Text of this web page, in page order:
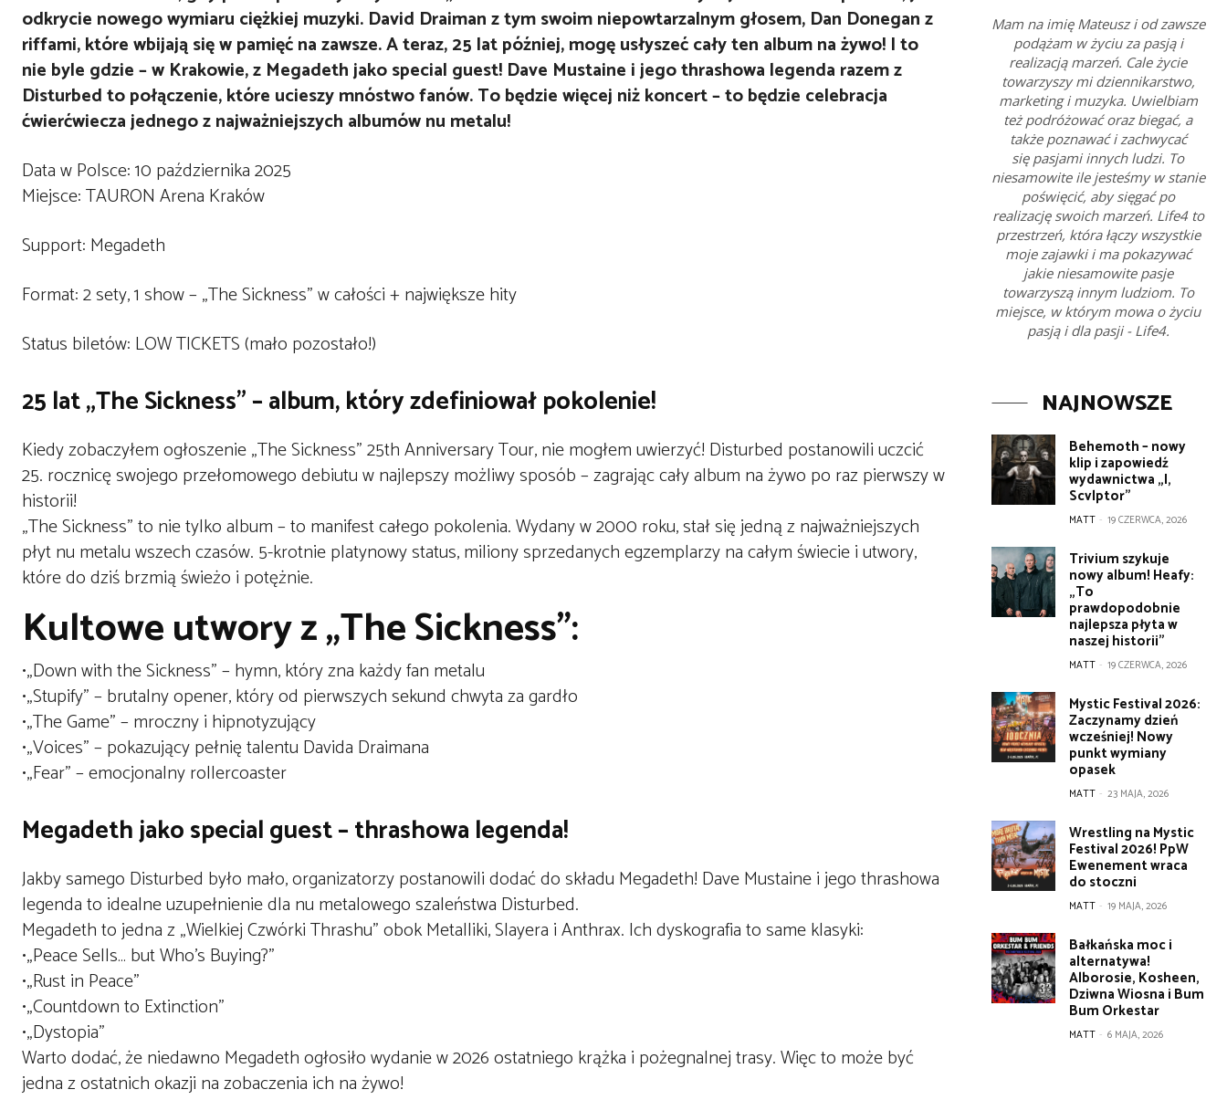
odkrycie nowego wymiaru ciężkiej muzyki. David Draiman z tym swoim niepowtarzalnym głosem, Dan Donegan z
riffami, które wbijają się w pamięć na zawsze. A teraz, 25 lat później, mogę usłyszeć cały ten album na żywo! I to
nie byle gdzie – w Krakowie, z Megadeth jako special guest! Dave Mustaine i jego thrashowa legenda razem z
Disturbed to połączenie, które ucieszy mnóstwo fanów. To będzie więcej niż koncert – to będzie celebracja
ćwierćwiecza jednego z najważniejszych albumów nu metalu!
Data w Polsce:10 października 2025
Miejsce:TAURON Arena Kraków
Support: Megadeth
Format:2 sety, 1 show – „The Sickness” w całości + największe hity
Status biletów: LOW TICKETS (mało pozostało!)
25 lat „The Sickness” – album, który zdefiniował pokolenie!
Kiedy zobaczyłem ogłoszenie „The Sickness” 25th Anniversary Tour, nie mogłem uwierzyć! Disturbed postanowili uczcić
25. rocznicę swojego przełomowego debiutu w najlepszy możliwy sposób – zagrająccały album na żywo po raz pierwszy w
historii!
„The Sickness”to nie tylko album – to manifest całego pokolenia. Wydany w2000 roku, stał się jedną z najważniejszych
płyt nu metalu wszech czasów. 5-krotnie platynowystatus, miliony sprzedanych egzemplarzy na całym świecie i utwory,
które do dziś brzmią świeżo i potężnie.
Kultowe utwory z „The Sickness”:
•„Down with the Sickness”– hymn, który zna każdy fan metalu
•„Stupify”– brutalny opener, który od pierwszych sekund chwyta za gardło
•„The Game”– mroczny i hipnotyzujący
•„Voices”– pokazujący pełnię talentu Davida Draimana
•„Fear”– emocjonalny rollercoaster
Megadeth jako special guest – thrashowa legenda!
Jakby samego Disturbed było mało, organizatorzy postanowili dodać do składu Megadeth! Dave Mustainei jego thrashowa
legenda to idealne uzupełnienie dla nu metalowego szaleństwa Disturbed.
Megadethto jedna z „Wielkiej Czwórki Thrashu” obok Metalliki, Slayera i Anthrax. Ich dyskografia to same klasyki:
•„Peace Sells… but Who’s Buying?”
•„Rust in Peace”
•„Countdown to Extinction”
•„Dystopia”
Warto dodać, że niedawno Megadeth ogłosiło wydanie w 2026 ostatniego krążka i pożegnalnej trasy. Więc to może być
jedna z ostatnich okazji na zobaczenia ich na żywo!
Mam na imię Mateusz i od zawsze
podążam w życiu za pasją i
realizacją marzeń. Cale życie
towarzyszy mi dziennikarstwo,
marketing i muzyka. Uwielbiam
też podróżować oraz biegać, a
także poznawać i zachwycać
się pasjami innych ludzi. To
niesamowite ile jesteśmy w stanie
poświęcić, aby sięgać po
realizację swoich marzeń. Life4 to
przestrzeń, która łączy wszystkie
moje zajawki i ma pokazywać
jakie niesamowite pasje
towarzyszą innym ludziom. To
miejsce, w którym mowa o życiu
pasją i dla pasji - Life4.
NAJNOWSZE
Behemoth – nowy
klip i zapowiedź
wydawnictwa „I,
Scvlptor”
MATT - 19 CZERWCA, 2026
Trivium szykuje
nowy album! Heafy:
„To
prawdopodobnie
najlepsza płyta w
naszej historii”
MATT - 19 CZERWCA, 2026
Mystic Festival 2026:
Zaczynamy dzień
wcześniej! Nowy
punkt wymiany
opasek
MATT - 23 MAJA, 2026
Wrestling na Mystic
Festival 2026! PpW
Ewenement wraca
do stoczni
MATT - 19 MAJA, 2026
Bałkańska moc i
alternatywa!
Alborosie, Kosheen,
Dziwna Wiosna i Bum
Bum Orkestar
MATT - 6 MAJA, 2026